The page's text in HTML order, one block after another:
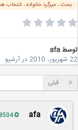
، میزگرد خانواده ، انتخاب
afa
درآرشیو
قبلی
afa